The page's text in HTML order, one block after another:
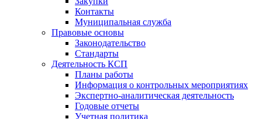
Контакты
Муниципальная служба
Правовые основы
Законодательство
Стандарты
Деятельность КСП
Планы работы
Информация о контрольных мероприятиях
Экспертно-аналитическая деятельность
Годовые отчеты
Учетная политика